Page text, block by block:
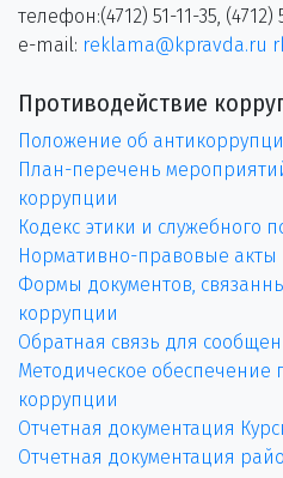
телефон:(4712) 51-11-35, (4712)
e-mail: reklama@kpravda.ru
Противодействие
Положение об
План-перечень
коррупции
Кодекс этики и служебного
Нормативно-правовые акты
Формы документов,
коррупции
Обратная связь для
Методическое обеспечение
коррупции
Отчетная документация
Отчетная документация